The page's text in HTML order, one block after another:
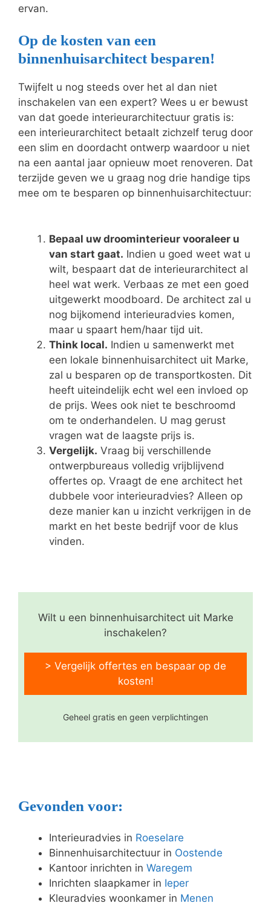
ervan.
Op de kosten van een
binnenhuisarchitect besparen!
Twijfelt u nog steeds over het al dan niet
inschakelen van een expert? Wees u er bewust
van dat goede interieurarchitectuur gratis is:
een interieurarchitect betaalt zichzelf terug door
een slim en doordacht ontwerp waardoor u niet
na een aantal jaar opnieuw moet renoveren. Dat
terzijde geven we u graag nog drie handige tips
mee om te besparen op binnenhuisarchitectuur:
Bepaal uw droominterieur vooraleer u
van start gaat. Indien u goed weet wat u
wilt, bespaart dat de interieurarchitect al
heel wat werk. Verbaas ze met een goed
uitgewerkt moodboard. De architect zal u
nog bijkomend interieuradvies komen,
maar u spaart hem/haar tijd uit.
Think local. Indien u samenwerkt met
een lokale binnenhuisarchitect uit Marke,
zal u besparen op de transportkosten. Dit
heeft uiteindelijk echt wel een invloed op
de prijs. Wees ook niet te beschroomd
om te onderhandelen. U mag gerust
vragen wat de laagste prijs is.
Vergelijk. Vraag bij verschillende
ontwerpbureaus volledig vrijblijvend
offertes op. Vraagt de ene architect het
dubbele voor interieuradvies? Alleen op
deze manier kan u inzicht verkrijgen in de
markt en het beste bedrijf voor de klus
vinden.
Wilt u een binnenhuisarchitect uit Marke
inschakelen?
> Vergelijk offertes en bespaar op de
kosten!
Geheel gratis en geen verplichtingen
Gevonden voor:
Interieuradvies in Roeselare
Binnenhuisarchitectuur in Oostende
Kantoor inrichten in Waregem
Inrichten slaapkamer in Ieper
Kleuradvies woonkamer in Menen